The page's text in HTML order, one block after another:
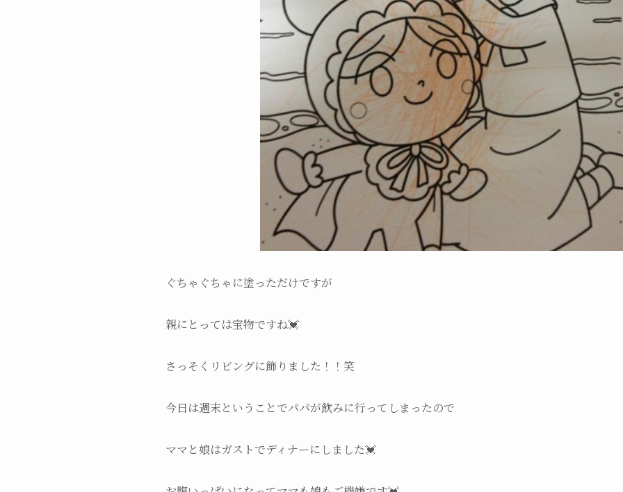
ぐちゃぐちゃに塗っただけですが
親にとっては宝物ですね💓
さっそくリビングに飾りました！！笑
今日は週末ということでパパが飲みに行ってしまったので
ママと娘はガストでディナーにしました💓